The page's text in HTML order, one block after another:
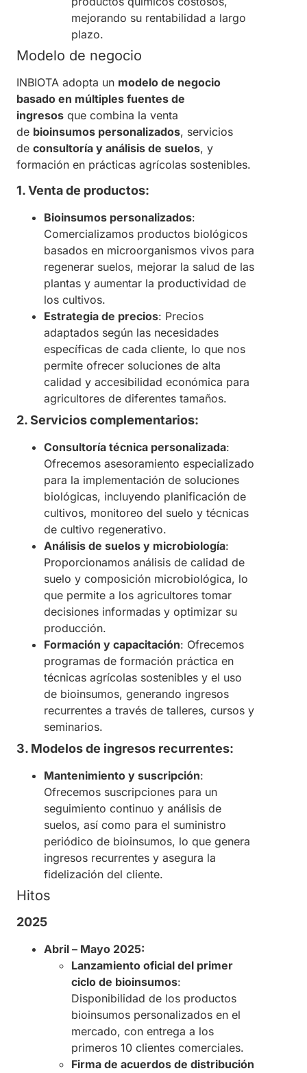
mejorando su rentabilidad a largo
plazo.
Modelo de negocio
INBIOTA adopta un modelo de negocio
basado en múltiples fuentes de
ingresos que combina la venta
de bioinsumos personalizados, servicios
de consultoría y análisis de suelos, y
formación en prácticas agrícolas sostenibles.
1. Venta de productos:
Bioinsumos personalizados:
Comercializamos productos biológicos
basados en microorganismos vivos para
regenerar suelos, mejorar la salud de las
plantas y aumentar la productividad de
los cultivos.
Estrategia de precios: Precios
adaptados según las necesidades
específicas de cada cliente, lo que nos
permite ofrecer soluciones de alta
calidad y accesibilidad económica para
agricultores de diferentes tamaños.
2. Servicios complementarios:
Consultoría técnica personalizada:
Ofrecemos asesoramiento especializado
para la implementación de soluciones
biológicas, incluyendo planificación de
cultivos, monitoreo del suelo y técnicas
de cultivo regenerativo.
Análisis de suelos y microbiología:
Proporcionamos análisis de calidad de
suelo y composición microbiológica, lo
que permite a los agricultores tomar
decisiones informadas y optimizar su
producción.
Formación y capacitación: Ofrecemos
programas de formación práctica en
técnicas agrícolas sostenibles y el uso
de bioinsumos, generando ingresos
recurrentes a través de talleres, cursos y
seminarios.
3. Modelos de ingresos recurrentes:
Mantenimiento y suscripción:
Ofrecemos suscripciones para un
seguimiento continuo y análisis de
suelos, así como para el suministro
periódico de bioinsumos, lo que genera
ingresos recurrentes y asegura la
fidelización del cliente.
Hitos
2025
Abril – Mayo 2025:
Lanzamiento oficial del primer
ciclo de bioinsumos:
Disponibilidad de los productos
bioinsumos personalizados en el
mercado, con entrega a los
primeros 10 clientes comerciales.
Firma de acuerdos de distribución